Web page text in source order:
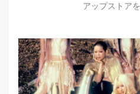
アップストア